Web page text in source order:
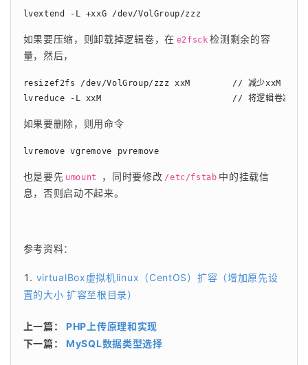
lvextend -L +xxG /dev/VolGroup/zzz
如果要压缩，则卸载掉逻辑卷，在 e2fsck 检测剩余的容
量，然后，
resizef2fs /dev/VolGroup/zzz xxM        // 减少xxM
lvreduce -L xxM                         // 将逻辑卷减少
如果要删除，则用命令
lvremove vgremove pvremove
也是要先 umount ，同时要修改 /etc/fstab 中的挂载信
息，否则启动不起来。
参考资料：
virtualBox虚拟机linux（CentOS）扩容（增加原先设
置的大小 扩容至根目录）
上一篇： PHP上传原理和实现
下一篇： MySQL数据类型选择